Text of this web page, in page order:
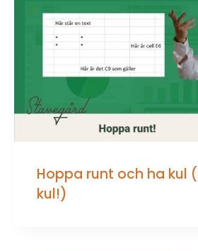
Hoppa runt och ha kul
kul!)